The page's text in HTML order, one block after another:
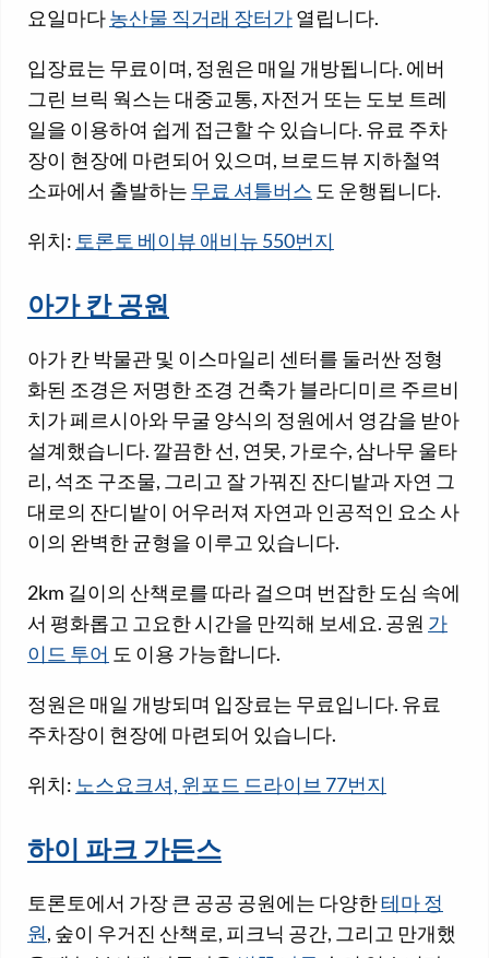
요일마다농산물 직거래 장터가열립니다.
입장료는 무료이며, 정원은 매일 개방됩니다. 에버
그린 브릭 웍스는 대중교통, 자전거 또는 도보 트레
일을 이용하여 쉽게 접근할 수 있습니다. 유료 주차
장이 현장에 마련되어 있으며, 브로드뷰 지하철역
소파에서 출발하는 무료 셔틀버스 도 운행됩니다.
위치: 토론토 베이뷰 애비뉴 550번지
아가 칸 공원
아가 칸 박물관 및 이스마일리 센터를 둘러싼 정형
화된 조경은 저명한 조경 건축가 블라디미르 주르비
치가 페르시아와 무굴 양식의 정원에서 영감을 받아
설계했습니다. 깔끔한 선, 연못, 가로수, 삼나무 울타
리, 석조 구조물, 그리고 잘 가꿔진 잔디밭과 자연 그
대로의 잔디밭이 어우러져 자연과 인공적인 요소 사
이의 완벽한 균형을 이루고 있습니다.
2km 길이의 산책로를 따라 걸으며 번잡한 도심 속에
서 평화롭고 고요한 시간을 만끽해 보세요. 공원 가
이드 투어 도 이용 가능합니다.
정원은 매일 개방되며 입장료는 무료입니다. 유료
주차장이 현장에 마련되어 있습니다.
위치: 노스요크셔, 윈포드 드라이브 77번지
하이 파크 가든스
토론토에서 가장 큰 공공 공원에는 다양한테마 정
원, 숲이 우거진 산책로, 피크닉 공간, 그리고 만개했